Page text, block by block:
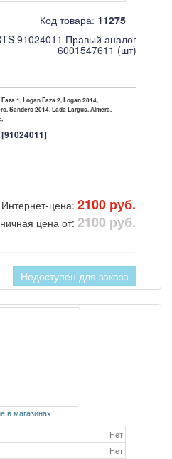
Код товара: 11275
91024011 Правый аналог
6001547611 (шт)
1, Logan Faza 2, Logan 2014,
Sandero 2014, Lada Largus, Almera,
[91024011]
Интернет-цена: 2100 руб.
цена от: 2100 руб.
Недоступен для заказа
в магазинах
Нет
Нет